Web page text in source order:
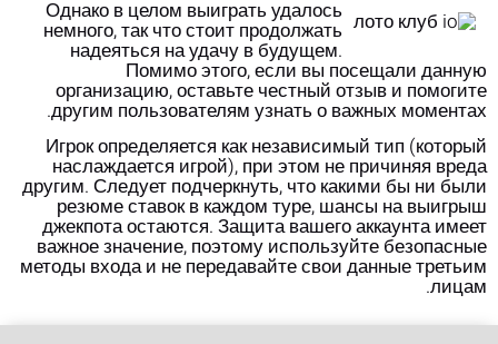
Однако в целом выиграть удалось
немного, так что стоит продолжать
надеяться на удачу в будущем.
Помимо этого, если вы посещали данную
организацию, оставьте честный отзыв и помогите
другим пользователям узнать о важных моментах.
Игрок определяется как независимый тип (который
наслаждается игрой), при этом не причиняя вреда
другим. Следует подчеркнуть, что какими бы ни были
резюме ставок в каждом туре, шансы на выигрыш
джекпота остаются. Защита вашего аккаунта имеет
важное значение, поэтому используйте безопасные
методы входа и не передавайте свои данные третьим
лицам.